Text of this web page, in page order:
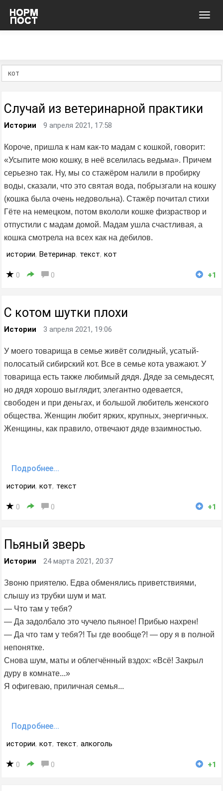
Случай из ветеринарной практики
Истории 9 апреля 2021, 17:58
Короче, пришла к нам как-то мадам с кошкой, говорит:
«Усыпите мою кошку, в неё вселилась ведьма». Причем
серьезно так. Ну, мы со стажёром налили в пробирку
воды, сказали, что это святая вода, побрызгали на кошку
(кошка была очень недовольна). Стажёр почитал стихи
Гёте на немецком, потом вкололи кошке физраствор и
отпустили с мадам домой. Мадам ушла счастливая, а
кошка смотрела на всех как на дебилов.
истории, Ветеринар, текст, кот
0 0 +1
С котом шутки плохи
Истории 3 апреля 2021, 19:06
У моего товарища в семье живёт солидный, усатый-
полосатый сибирский кот. Все в семье кота уважают. У
товарища есть также любимый дядя. Дяде за семьдесят,
но дядя хорошо выглядит, элегантно одевается,
свободен и при деньгах, и большой любитель женского
общества. Женщин любит ярких, крупных, энергичных.
Женщины, как правило, отвечают дяде взаимностью.
Подробнее...
истории, кот, текст
0 0 +1
Пьяный зверь
Истории 24 марта 2021, 20:37
Звоню приятелю. Едва обменялись приветствиями,
слышу из трубки шум и мат.
— Что там у тебя?
— Да задолбало это чучело пьяное! Прибью нахрен!
— Да что там у тебя?! Ты где вообще?! — ору я в полной
непонятке.
Снова шум, маты и облегчённый вздох: «Всё! Закрыл
дуру в комнате...»
Я офигеваю, приличная семья...
Подробнее...
истории, кот, текст, алкоголь
0 0 +1